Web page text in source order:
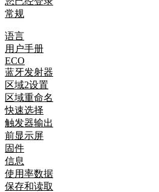
常规
语言
用户手册
ECO
蓝牙发射器
区域2设置
区域重命名
快速选择
触发器输出
前显示屏
固件
信息
使用率数据
保存和读取